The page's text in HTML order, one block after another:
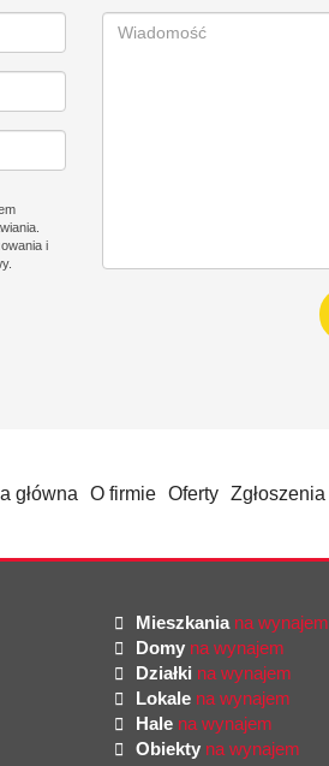
i
główna O firmie Oferty Zgłoszenia
Mieszkaniana wynajem
Domy na wynajem
Działki na wynajem
Lokale na wynajem
Hale na wynajem
Obiekty na wynajem